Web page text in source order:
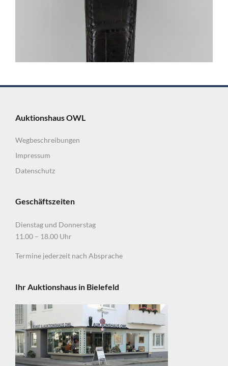
Auktionshaus OWL
Wegbeschreibungen
Impressum
Datenschutz
Geschäftszeiten
Dienstag und Donnerstag
11.00 – 18.00 Uhr
Termine jederzeit nach Absprache
Ihr Auktionshaus in Bielefeld